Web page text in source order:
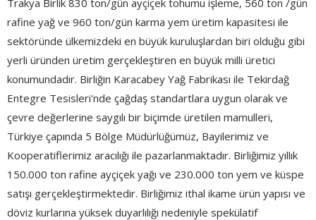
Trakya Birlik 830 ton/gün ayçiçek tohumu işleme, 560 ton /gün
rafine yağ ve 960 ton/gün karma yem üretim kapasitesi ile
sektöründe ülkemizdeki en büyük kuruluşlardan biri olduğu gibi
yerli üründen üretim gerçekleştiren en büyük milli üretici
konumundadır. Birliğin Karacabey Yağ Fabrikası ile Tekirdağ
Entegre Tesisleri'nde çağdaş standartlara uygun olarak ve
çevre değerlerine saygılı bir biçimde üretilen mamulleri,
Türkiye çapında 5 Bölge Müdürlüğümüz, Bayilerimiz ve
Kooperatiflerimiz aracılığı ile pazarlanmaktadır. Birliğimiz yıllık
150.000 ton rafine ayçiçek yağı ve 230.000 ton yem ve küspe
satışı gerçekleştirmektedir. Birliğimiz ithal ikame ürün yapısı ve
döviz kurlarına yüksek duyarlılığı nedeniyle spekülatif